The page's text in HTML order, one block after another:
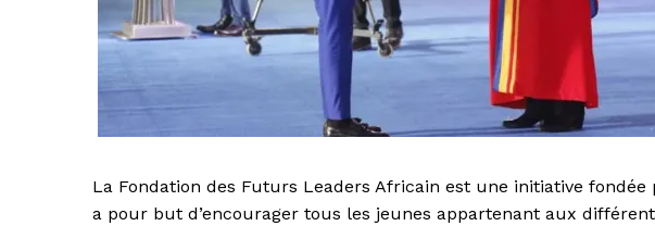
La Fondation des Futurs Leaders Africain est une initiative
a pour but d’encourager tous les jeunes appartenant aux